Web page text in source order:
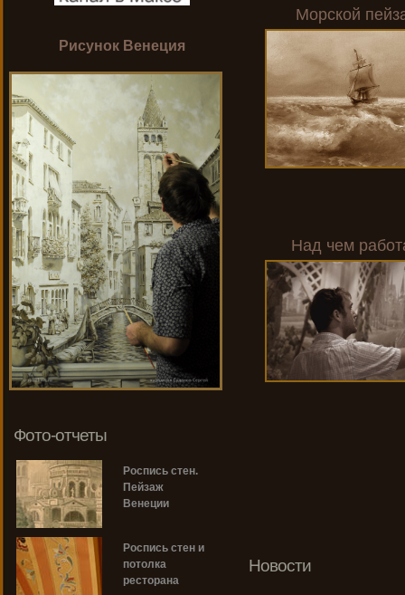
Морской
Над чем
Новости
Рисунок Венеция
Фото-отчеты
Роспись стен.
Пейзаж
Венеции
Роспись стен и
потолка
ресторана